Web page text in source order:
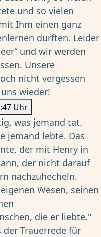
und so vielen
Ihm einen ganz
durften. Leider
und wir werden
Unsere
nicht vergessen
wieder!
2016, 15:47 Uhr
was jemand tat.
jemand lebte. Das
der mit Henry in
der nicht darauf
nachzuhecheln.
Wesen, seinen
die er liebte."
der Trauerrede für